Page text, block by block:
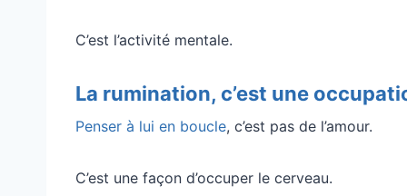
C’est l’activité mentale.
La rumination, c’est une
Penser à lui en boucle, c’est pas de l’amour.
C’est une façon d’occuper le cerveau.